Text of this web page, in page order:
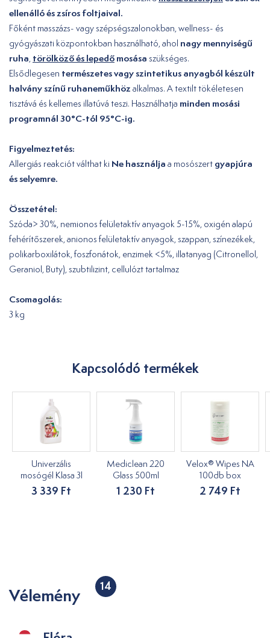
ellenálló és zsíros foltjaival.
Főként masszázs- vagy szépségszalonokban, wellness- és
gyógyászati ​​központokban használható, ahol nagy mennyiségű
ruha törölköző és lepedőmosása szükséges.
Elsődlegesen természetes vagy szintetikus anyagból készült
halvány színű ruhaneműkhöz alkalmas. A textilt tökéletesen
tisztává és kellemes illatúvá teszi. Használhatja minden mosási
programnál 30°C-tól 95°C-ig.
Figyelmeztetés:
Allergiás reakciót válthat ki Ne használja a mosószert gyapjúra
és selyemre.
Összetétel:
Szóda> 30%, nemionos felületaktív anyagok 5-15%, oxigén alapú
fehérítőszerek, anionos felületaktív anyagok, szappan, színezékek,
polikarboxilátok, foszfonátok, enzimek <5%, illatanyag (Citronellol,
Geraniol, Buty), szubtilizint, cellulózt tartalmaz
Csomagolás:
3 kg
Kapcsolódó termékek
Univerzális
mosógél Klasa 3l
3 339 Ft
Mediclean 220
Glass 500ml
1 230 Ft
Velox® Wipes NA
100db box
2 749 Ft
Vélemény 14